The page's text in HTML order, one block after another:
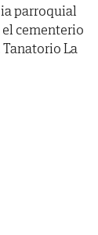
parroquial
cementerio
La